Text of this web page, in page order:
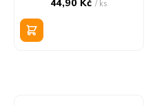
44,90 Kč/ ks